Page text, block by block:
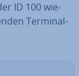
ID 100 wie­
Ter­mi­nal­